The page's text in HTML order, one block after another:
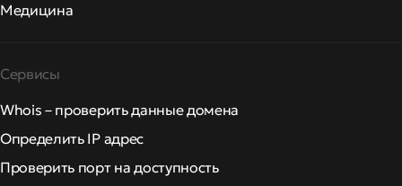
Медицина
Сервисы
Whois – проверить данные домена
Определить IP адрес
Проверить порт на доступность